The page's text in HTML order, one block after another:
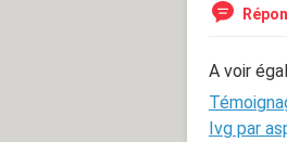
A voir
Ivg par